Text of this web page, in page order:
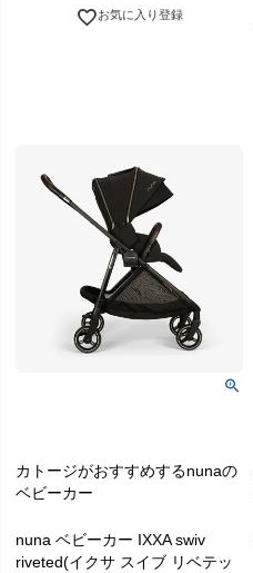
お気に入り登録
カトージがおすすめするnunaの
ベビーカー
nuna ベビーカー IXXA swiv
riveted(イクサ スイブ リベテッ